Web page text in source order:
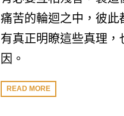
痛苦的輪迴之中，彼此
有真正明瞭這些真理
因。
READ MORE